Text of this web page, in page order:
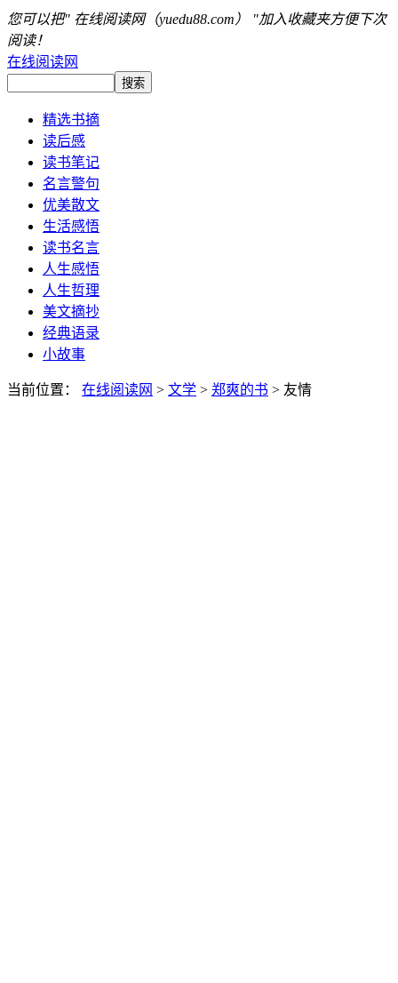
您可以把" 在线阅读网（yuedu88.com） "加入收藏夹方便下次
阅读！
在线阅读网
精选书摘
读后感
读书笔记
名言警句
优美散文
生活感悟
读书名言
人生感悟
人生哲理
美文摘抄
经典语录
小故事
当前位置： 在线阅读网 > 文学 > 郑爽的书 > 友情